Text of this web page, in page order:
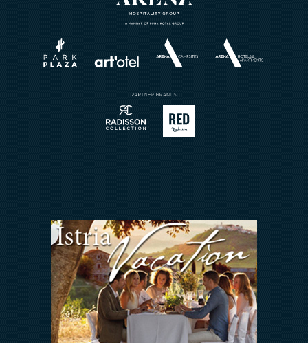
Prenotazione ristorante
Eventi
Chi siamo
Brochures
Invia richiesta
Arena Rewards
Insieme Ce La Faremo